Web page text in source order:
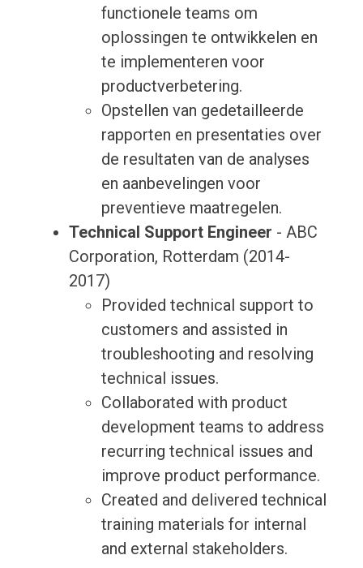
functionele teams om
oplossingen te ontwikkelen en
te implementeren voor
productverbetering.
Opstellen van gedetailleerde
rapporten en presentaties over
de resultaten van de analyses
en aanbevelingen voor
preventieve maatregelen.
Technical Support Engineer - ABC
Corporation, Rotterdam (2014-
2017)
Provided technical support to
customers and assisted in
troubleshooting and resolving
technical issues.
Collaborated with product
development teams to address
recurring technical issues and
improve product performance.
Created and delivered technical
training materials for internal
and external stakeholders.